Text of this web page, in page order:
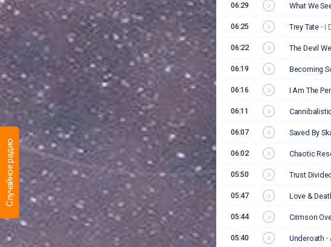
Случайное радио
06:29 What We
06:25 Trey Tate- I
06:22 The Devil
06:19 Becoming
06:16 I Am The
06:11
06:07 Saved By
06:02 Chaotic
05:50 Trust Divided
05:47 Love &
05:44 Crimson
05:40 Underoath -